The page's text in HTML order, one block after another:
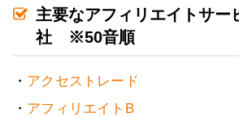
主要なアフィリエイトサー
社 ※50音順
・ アクセストレード
・ アフィリエイトB